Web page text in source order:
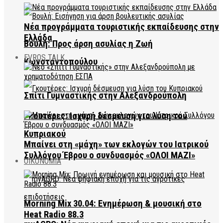
Βουλή: Προς άρση ασυλίας η Ζωή
Κωνσταντοπούλου
Γκουτέρες: Ισχυρή δέσμευση για λύση του
Κυπριακού
ΟΙΚΟΝΟΜΙΑ
Νέα προγράμματα τουριστικής εκπαίδευσης στην
Ελλάδα
EVROS TALK
Σπίτι Γυμναστικής στην Αλεξανδρούπολη
Μπαίνει στη «μάχη» των εκλογών του Ιατρικού
Συλλόγου Έβρου ο συνδυασμός «ΟΛΟΙ ΜΑΖΙ»
Morning Mix 30.04: Ενημέρωση & μουσική στο
Heat Radio 88.3